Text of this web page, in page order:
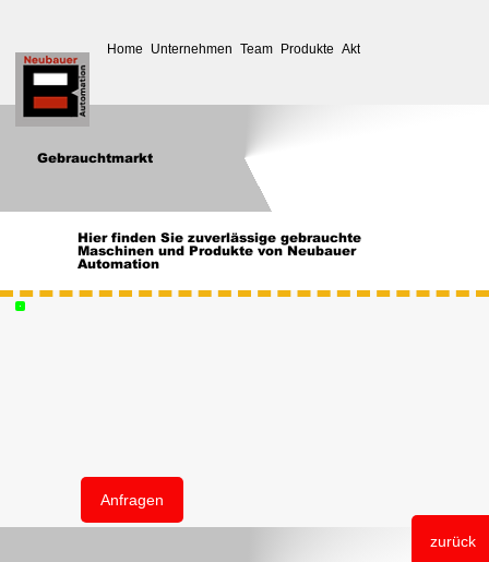
Home Unternehmen Team Produkte Aktuelles
Gebrauchtmarkt
Hier finden Sie zuverlässige gebrauchte
Maschinen und Produkte von Neubauer
Automation
Anfragen
zurück